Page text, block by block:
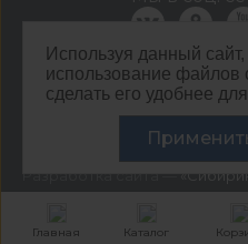
Главная Каталог
Используя данный
использование
сделать его удобнее
КДМ Ижевск
г. Ижевск, ул.
ООО ЦЕНТР КДМ. ИНН:
Разработка сайта —